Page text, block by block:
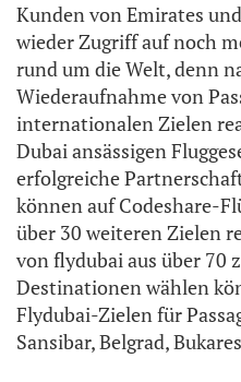
Kunden von Emirates
wieder Zugriff auf noch
rund um die Welt, denn
Wiederaufnahme von
internationalen Zielen
Dubai ansässigen
erfolgreiche
können auf Codeshare-
über 30 weiteren Zielen
von flydubai aus über 70
Destinationen wählen
Flydubai-Zielen für
Sansibar, Belgrad,